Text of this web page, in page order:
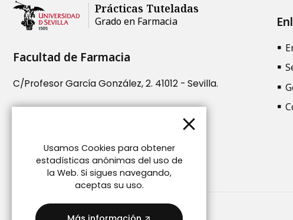
Prácticas Tuteladas
Facultad de Farmacia
C/Profesor García González, 2. 41012 - Sevilla.
Usamos Cookies para obtener
estadísticas anónimas del uso de
la Web. Si sigues navegando,
aceptas su uso.